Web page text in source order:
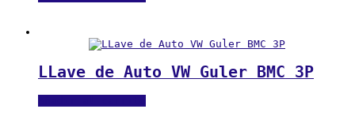
LLave de Auto VW Guler BMC 3P